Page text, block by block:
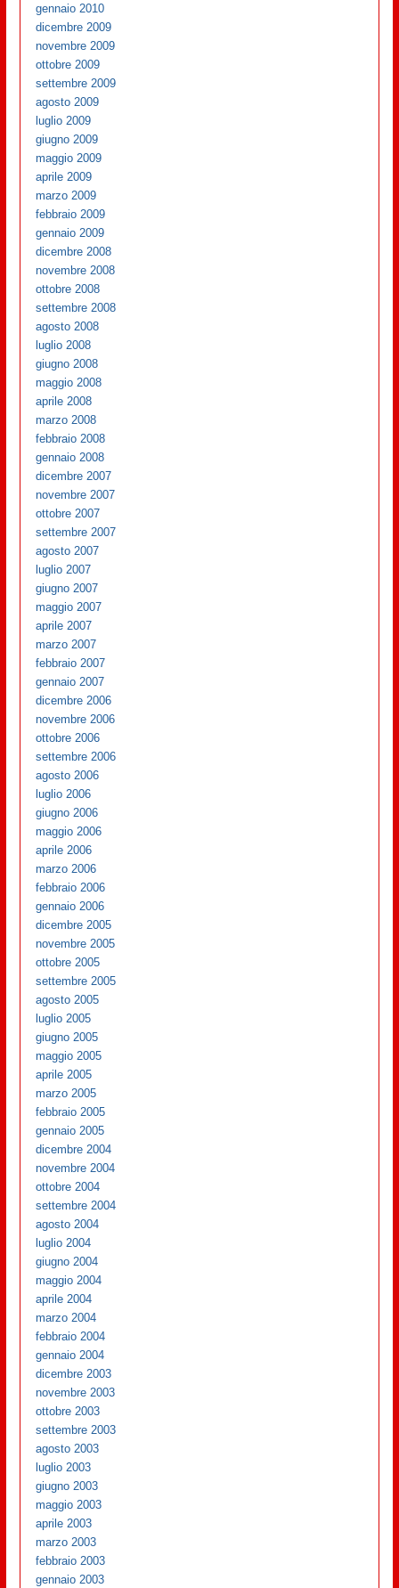
gennaio 2010
dicembre 2009
novembre 2009
ottobre 2009
settembre 2009
agosto 2009
luglio 2009
giugno 2009
maggio 2009
aprile 2009
marzo 2009
febbraio 2009
gennaio 2009
dicembre 2008
novembre 2008
ottobre 2008
settembre 2008
agosto 2008
luglio 2008
giugno 2008
maggio 2008
aprile 2008
marzo 2008
febbraio 2008
gennaio 2008
dicembre 2007
novembre 2007
ottobre 2007
settembre 2007
agosto 2007
luglio 2007
giugno 2007
maggio 2007
aprile 2007
marzo 2007
febbraio 2007
gennaio 2007
dicembre 2006
novembre 2006
ottobre 2006
settembre 2006
agosto 2006
luglio 2006
giugno 2006
maggio 2006
aprile 2006
marzo 2006
febbraio 2006
gennaio 2006
dicembre 2005
novembre 2005
ottobre 2005
settembre 2005
agosto 2005
luglio 2005
giugno 2005
maggio 2005
aprile 2005
marzo 2005
febbraio 2005
gennaio 2005
dicembre 2004
novembre 2004
ottobre 2004
settembre 2004
agosto 2004
luglio 2004
giugno 2004
maggio 2004
aprile 2004
marzo 2004
febbraio 2004
gennaio 2004
dicembre 2003
novembre 2003
ottobre 2003
settembre 2003
agosto 2003
luglio 2003
giugno 2003
maggio 2003
aprile 2003
marzo 2003
febbraio 2003
gennaio 2003